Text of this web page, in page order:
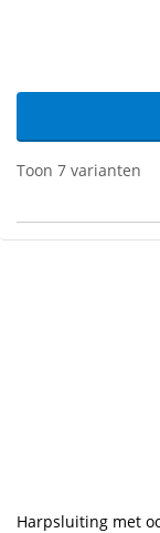
Toon 7 varianten
Harpsluiting met